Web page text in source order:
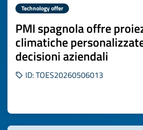
Technology offer
PMI spagnola offre
climatiche
decisioni aziendali
ID: TOES20260506013